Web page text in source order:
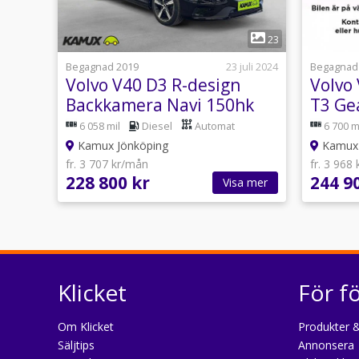
23
Begagnad 2019
23 juli 2024
Volvo V40 D3 R-design
Backkamera Navi 150hk
6 058 mil Diesel Automat
Kamux Jönköping
fr. 3 707 kr/mån
228 800 kr Visa mer
Volvo
T3
152hk
6 700
fr. 3 968
244
Klicket
Om Klicket
Säljtips
För
Produkter
Annonsera